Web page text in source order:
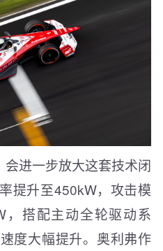
进一步放大这套技术闭
提升至450kW，攻击模
，搭配主动全轮驱动系
度大幅提升。奥利弗作